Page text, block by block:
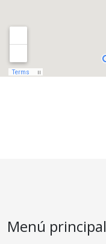
Menú principal